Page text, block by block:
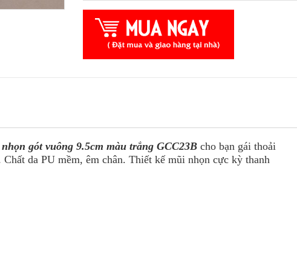
gót vuông 9.5cm màu trắng GCC23B cho bạn gái thoải
da PU mềm, êm chân. Thiết kế mũi nhọn cực kỳ thanh